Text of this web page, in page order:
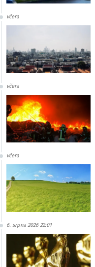
včera
včera
včera
6. srpna 2026 22:01